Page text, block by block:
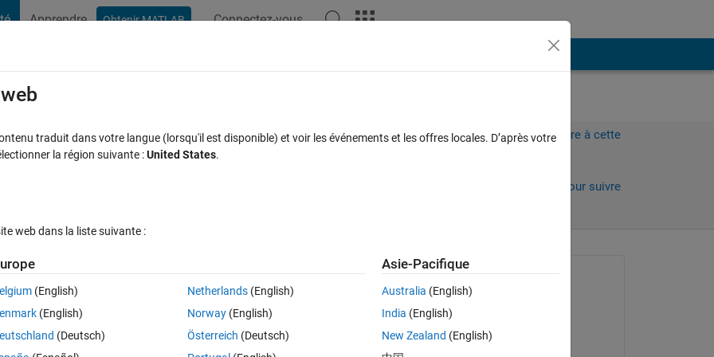
Apprendre Obtenir MATLAB Connectez-vous
64 installed
Connectez-vous pour répondre à cette
Connectez-vous pour suivre
Afficher commentaires plus anciens
application, while compiling the exe using deploytool & application
the settings for selecting 32 bit as o/p executable.
Pratap Sanap
le 18 Mai 2015
traduit dans votre langue (lorsqu'il est disponible) et voir les événements et les offres locales. D’après votre
la région suivante :United States.
web dans la liste suivante :
(English)
(English)
(Deutsch)
Netherlands(English)
Norway(English)
Österreich (Deutsch)
Asie-Pacifique
Australia (English)
India (English)
New Zealand (English)